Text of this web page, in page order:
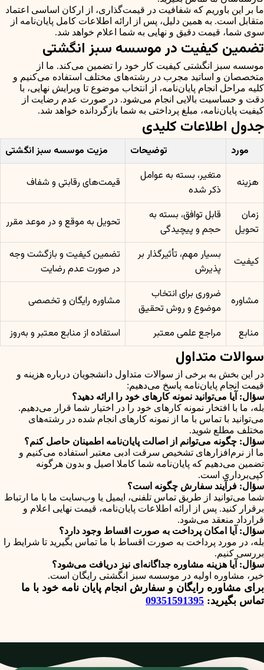
ما بر این باوریم که شفافیت در قیمت‌گذاری، از ارکان اساسی اعتماد
متقابل است. به همین دلیل، پس از ارائه اطلاعات کامل پایان‌نامه از
سوی شما، قیمت دقیق و نهایی به شما اعلام خواهد شد.
تضمین کیفیت در موسسه سبز انگشتی
موسسه سبز انگشتی کیفیت کار خود را تضمین می‌کند. ما از
متخصصان و اساتید مجرب در رشته‌های مختلف استفاده می‌کنیم و
کلیه مراحل انجام پایان‌نامه، از انتخاب موضوع تا ویرایش نهایی، با
دقت و حساسیت بالایی انجام می‌شود. در صورت عدم رضایت از
کیفیت پایان‌نامه، مبلغ پرداختی به شما بازگردانده خواهد شد.
جدول اطلاعات کلیدی
مورد توضیحات مزیت موسسه سبز انگشتی
هزینه
متغیر، بسته به عوامل
ذکر شده
قیمت‌های رقابتی و شفاف
زمان
تحویل
قابل توافق، بسته به
حجم و پیچیدگی
تحویل به موقع و در موعد مقرر
کیفیت
بسیار مهم، تأثیرگذار بر
پذیرش
تضمین کیفیت و بازگشت وجه
در صورت عدم رضایت
مشاوره
ضروری برای انتخاب
موضوع و روش تحقیق
مشاوره رایگان و تخصصی
منابع مراجع علمی معتبر استفاده از منابع معتبر و به‌روز
سوالات متداول
در این بخش به برخی از سوالات متداول دانشجویان درباره هزینه و
قیمت انجام پایان‌نامه پاسخ می‌دهیم:
سؤال: آیا می‌توانید نمونه کارهای خود را ارائه دهید؟
بله، ما با افتخار نمونه کارهای خود را در اختیار شما قرار می‌دهیم.
می‌توانید با تماس با ما از نمونه کارهای انجام شده در رشته‌های
مختلف مطلع شوید.
سؤال: چگونه می‌توانم از اصالت پایان‌نامه اطمینان حاصل کنم؟
ما از نرم‌افزارهای تشخیص سرقت ادبی معتبر استفاده می‌کنیم و
تضمین می‌دهیم که پایان‌نامه شما کاملا اصیل و بدون هرگونه
کپی‌برداری است.
سؤال: فرآیند سفارش چگونه است؟
شما می‌توانید از طریق تماس تلفنی، ایمیل یا وب‌سایت ما با ما ارتباط
برقرار کنید. پس از ارائه اطلاعات پایان‌نامه، قیمت نهایی اعلام و
قرارداد منعقد می‌شود.
سؤال: آیا امکان پرداخت به صورت اقساط وجود دارد؟
بله، در مورد پرداخت به صورت اقساط با ما تماس بگیرید تا شرایط را
بررسی کنیم.
سؤال: آیا هزینه مشاوره جداگانه‌ای نیز دریافت می‌شود؟
خیر، مشاوره اولیه در موسسه سبز انگشتی رایگان است.
برای مشاوره رایگان و سفارش انجام پایان نامه خود با ما
تماس بگیرید: 09351591395